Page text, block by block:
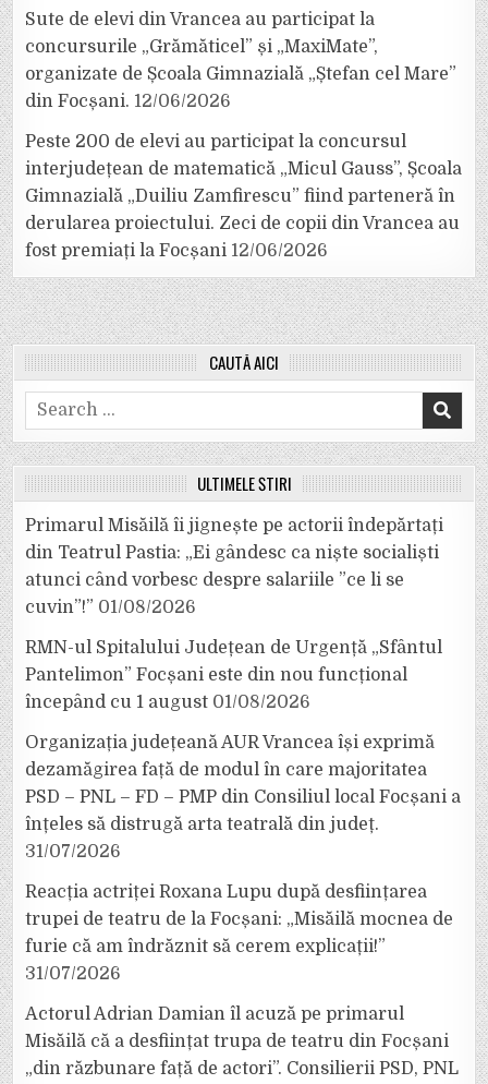
Sute de elevi din Vrancea au participat la
concursurile „Grămăticel” și „MaxiMate”,
organizate de Școala Gimnazială „Ștefan cel Mare”
din Focșani. 12/06/2026
Peste 200 de elevi au participat la concursul
interjudețean de matematică „Micul Gauss”, Școala
Gimnazială „Duiliu Zamfirescu” fiind parteneră în
derularea proiectului. Zeci de copii din Vrancea au
fost premiați la Focșani 12/06/2026
CAUTĂ AICI
Search
for:
ULTIMELE ȘTIRI
Primarul Misăilă îi jignește pe actorii îndepărtați
din Teatrul Pastia: „Ei gândesc ca niște socialiști
atunci când vorbesc despre salariile ”ce li se
cuvin”!” 01/08/2026
RMN-ul Spitalului Județean de Urgență „Sfântul
Pantelimon” Focșani este din nou funcțional
începând cu 1 august 01/08/2026
Organizația județeană AUR Vrancea își exprimă
dezamăgirea față de modul în care majoritatea
PSD – PNL – FD – PMP din Consiliul local Focșani a
înțeles să distrugă arta teatrală din județ.
31/07/2026
Reacția actriței Roxana Lupu după desființarea
trupei de teatru de la Focșani: „Misăilă mocnea de
furie că am îndrăznit să cerem explicații!”
31/07/2026
Actorul Adrian Damian îl acuză pe primarul
Misăilă că a desființat trupa de teatru din Focșani
„din răzbunare față de actori”. Consilierii PSD, PNL